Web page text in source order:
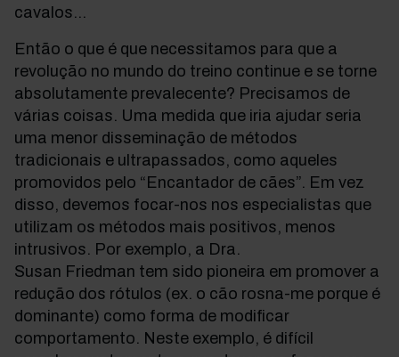
cavalos...
Então o que é que necessitamos para que a
revolução no mundo do treino continue e se torne
absolutamente prevalecente? Precisamos de
várias coisas. Uma medida que iria ajudar seria
uma menor disseminação de métodos
tradicionais e ultrapassados, como aqueles
promovidos pelo “Encantador de cães”. Em vez
disso, devemos focar-nos nos especialistas que
utilizam os métodos mais positivos, menos
intrusivos. Por exemplo, a Dra.
Susan Friedman tem sido pioneira em promover a
redução dos rótulos (ex. o cão rosna-me porque é
dominante) como forma de modificar
comportamento. Neste exemplo, é difícil